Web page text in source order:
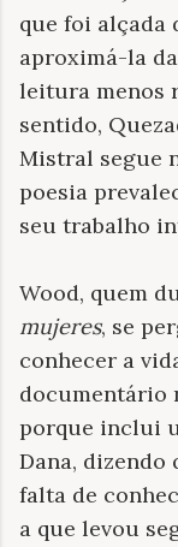
que foi alçada
aproximá-la
leitura menos
sentido,
Mistral segue
poesia
seu trabalho
Wood, quem
mujeres, se
conhecer a
documentário
porque inclui
Dana, dizendo
falta de
a que levou